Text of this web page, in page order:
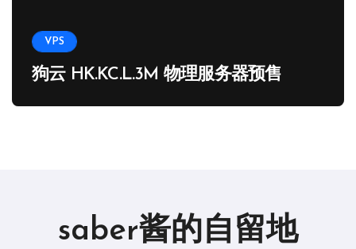
VPS
狗云 HK.KC.L.3M 物理服务器预售
saber酱的自留地